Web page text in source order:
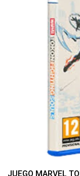
JUEGO MARVEL